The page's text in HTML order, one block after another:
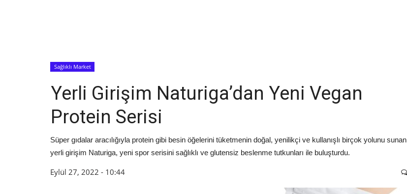
Sağlıklı Market
Yerli Girişim Naturiga’dan Yeni Vegan
Protein Serisi
Süper gıdalar aracılığıyla protein gibi besin öğelerini tüketmenin doğal, yenilikçi ve kullanışlı birçok yolunu sunan
yerli girişim Naturiga, yeni spor serisini sağlıklı ve glutensiz beslenme tutkunları ile buluşturdu.
Eylül 27, 2022 - 10:44